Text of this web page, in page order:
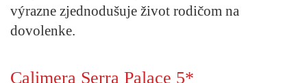
výrazne zjednodušuje život rodičom na
dovolenke.
Calimera Serra Palace 5*